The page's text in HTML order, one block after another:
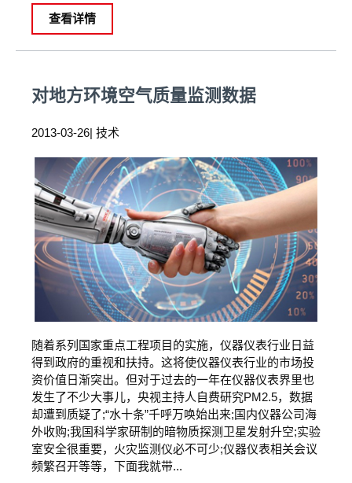
查看详情
对地方环境空气质量监测数据
2013-03-26| 技术
随着系列国家重点工程项目的实施，仪器仪表行业日益
得到政府的重视和扶持。这将使仪器仪表行业的市场投
资价值日渐突出。但对于过去的一年在仪器仪表界里也
发生了不少大事儿，央视主持人自费研究PM2.5，数据
却遭到质疑了;“水十条”千呼万唤始出来;国内仪器公司海
外收购;我国科学家研制的暗物质探测卫星发射升空;实验
室安全很重要，火灾监测仪必不可少;仪器仪表相关会议
频繁召开等等，下面我就带...